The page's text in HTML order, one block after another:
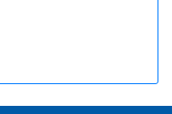
AFAN 8 TẤT